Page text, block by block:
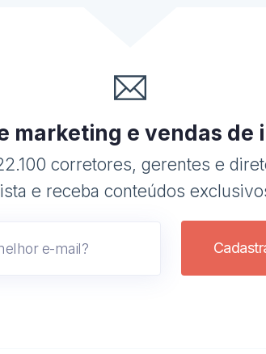
marketing e vendas de
corretores, gerentes e
e receba conteúdos